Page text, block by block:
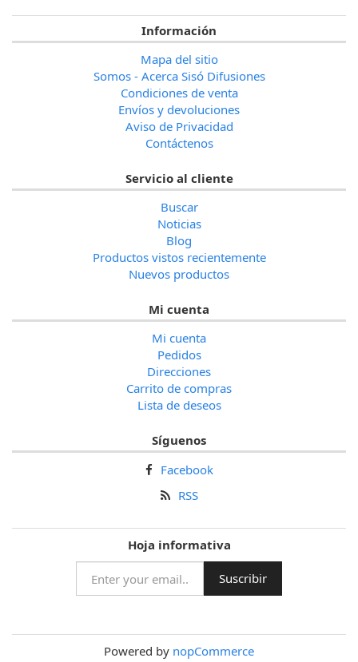
Información
Mapa del sitio
Somos - Acerca Sisó Difusiones
Condiciones de venta
Envíos y devoluciones
Aviso de Privacidad
Contáctenos
Servicio al cliente
Buscar
Noticias
Blog
Productos vistos recientemente
Nuevos productos
Mi cuenta
Mi cuenta
Pedidos
Direcciones
Carrito de compras
Lista de deseos
Síguenos
Facebook
RSS
Hoja informativa
Powered by nopCommerce